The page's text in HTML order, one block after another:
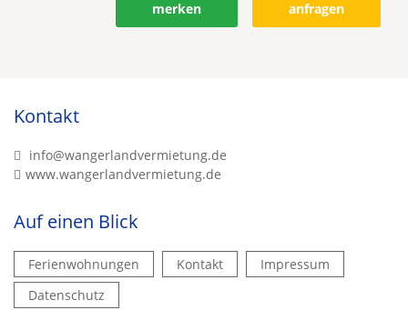
anfragen
merken
Kontakt
info@wangerlandvermietung.de
www.wangerlandvermietung.de
Auf einen Blick
Ferienwohnungen Kontakt
Impressum
Datenschutz